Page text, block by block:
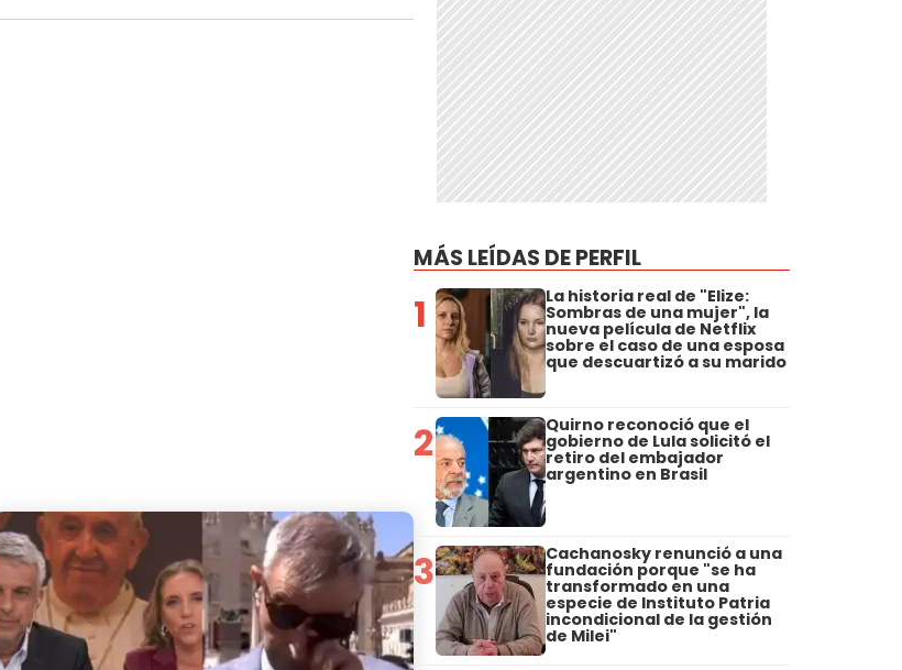
MÁS LEÍDAS DE PERFIL
1 La historia real de "Elize:
Sombras de una mujer", la
nueva película de Netflix
sobre el caso de una esposa
que descuartizó a su marido
2 Quirno reconoció que el
gobierno de Lula solicitó el
retiro del embajador
argentino en Brasil
3 Cachanosky renunció a una
fundación porque "se ha
transformado en una
especie de Instituto Patria
incondicional de la gestión
de Milei"